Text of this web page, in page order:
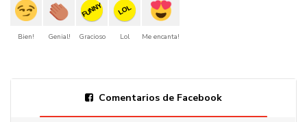
Bien! Genial!
FUNNY
Gracioso
LOL
Lol Me encanta!
Comentarios de Facebook